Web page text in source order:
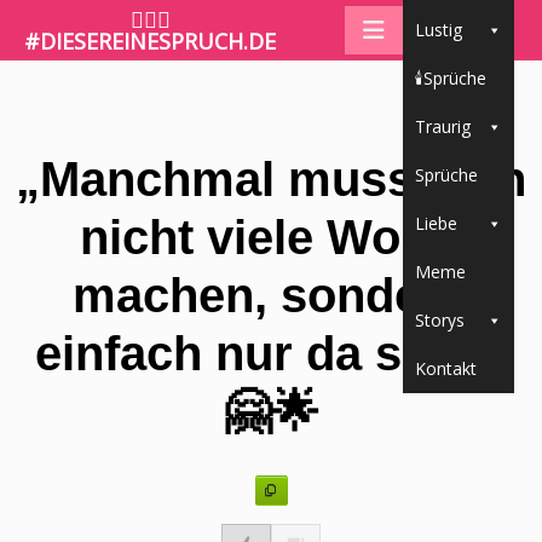
🤷🏼‍♀️
#DIESEREINESPRUCH.DE Lustig
🕯Sprüche
Traurig
Sprüche
Liebe
Meme
Storys
Kontakt
„Manchmal muss man
nicht viele Worte
machen, sondern
einfach nur da sein.“
🤗🌟